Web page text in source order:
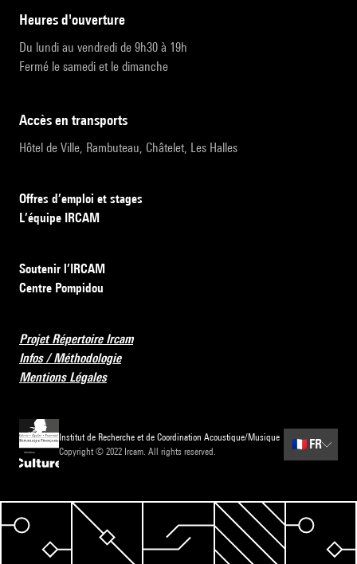
heures d'ouverture
Du lundi au vendredi de 9h30 à 19h
Fermé le samedi et le dimanche
accès en transports
Hôtel de Ville, Rambuteau, Châtelet, Les Halles
Offres d’emploi et stages
L’équipe IRCAM
Soutenir l’IRCAM
Centre Pompidou
Projet Répertoire Ircam
Infos / Méthodologie
Mentions Légales
Institut de Recherche et de Coordination Acoustique/Musique
Copyright © 2022 Ircam. All rights reserved.
🇫🇷 FR